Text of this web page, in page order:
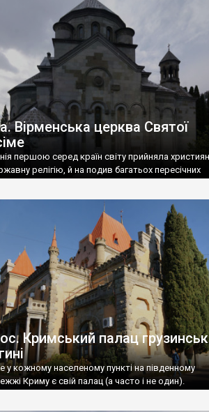
«повстяками» (postaki)…” “Вино. Крим
відмінне вино і його вдосталь: воно все
і дуже […]
Вірменська церква Святої
першою серед країн світу прийняла
релігію, й на подив багатьох пересічних
Кримський палац
у кожному населеному пункті на південному
Криму є свій палац (а часто і не один).